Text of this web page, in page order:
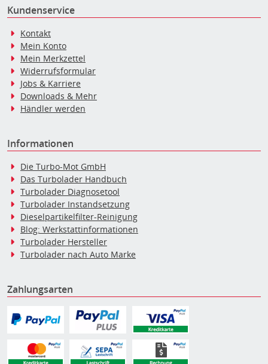
Kundenservice
Kontakt
Mein Konto
Mein Merkzettel
Widerrufsformular
Jobs & Karriere
Downloads & Mehr
Händler werden
Informationen
Die Turbo-Mot GmbH
Das Turbolader Handbuch
Turbolader Diagnosetool
Turbolader Instandsetzung
Dieselpartikelfilter-Reinigung
Blog: Werkstattinformationen
Turbolader Hersteller
Turbolader nach Auto Marke
Zahlungsarten